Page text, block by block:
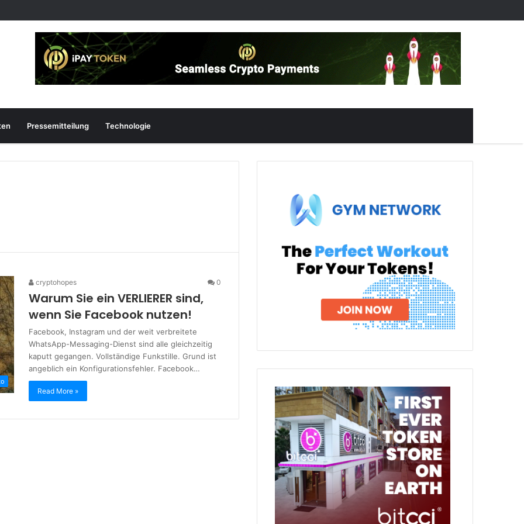
Pressemitteilung Technologie
cryptohopes 0
Warum Sie ein VERLIERER sind,
wenn Sie Facebook nutzen!
Facebook, Instagram und der weit verbreitete
WhatsApp-Messaging-Dienst sind alle gleichzeitig
kaputt gegangen. Vollständige Funkstille. Grund ist
angeblich ein Konfigurationsfehler. Facebook…
Read More »